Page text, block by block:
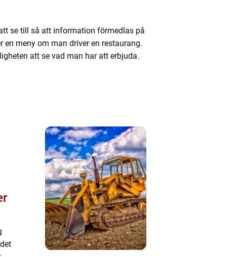
se till så att information förmedlas på
meny om man driver en restaurang.
att se vad man har att erbjuda.